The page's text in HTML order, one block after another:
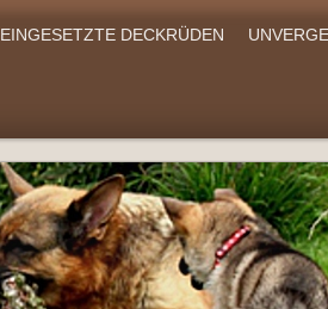
EINGESETZTE DECKRÜDEN